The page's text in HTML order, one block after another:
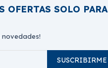
OFERTAS SOLO PARA
novedades!
SUSCRIBIRME